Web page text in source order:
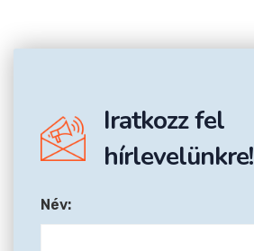
Iratkozz fel
hírlevelünkre!
Név: